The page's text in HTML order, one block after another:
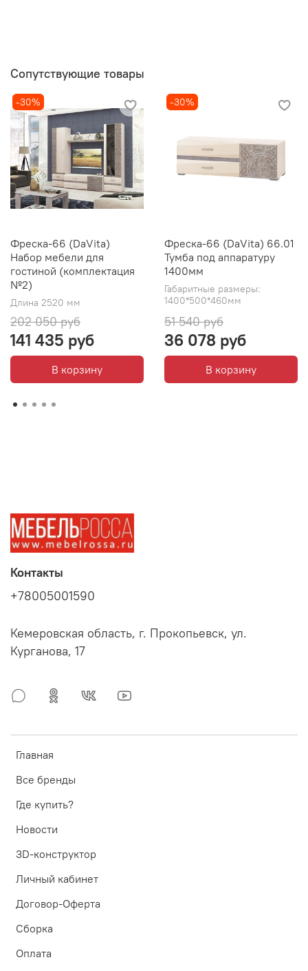
Сопутствующие товары
-30%
Фреска-66 (DaVita)
Набор мебели для
гостиной (комплектация
№2)
Длина 2520 мм
202 050 руб
141 435 руб
В корзину
-30%
Фреска-66 (DaVita) 66.01
Тумба под аппаратуру
1400мм
Габаритные размеры:
1400*500*460мм
51 540 руб
36 078 руб
В корзину
Главная
Все бренды
Где купить?
Новости
3D-конструктор
Личный кабинет
Договор-Оферта
Сборка
Оплата
Контакты
+78005001590
Кемеровская область, г. Прокопьевск, ул.
Курганова, 17